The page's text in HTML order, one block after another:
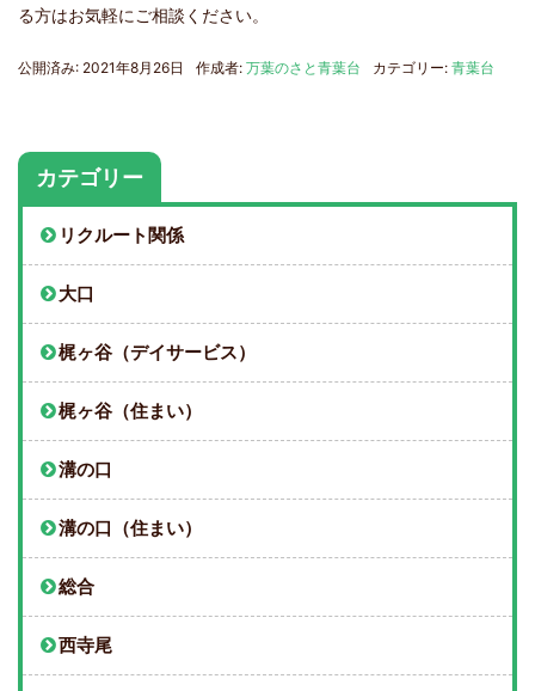
る方はお気軽にご相談ください。
公開済み: 2021年8月26日 作成者: 万葉のさと青葉台 カテゴリー: 青葉台
カテゴリー
リクルート関係
大口
梶ヶ谷（デイサービス）
梶ヶ谷（住まい）
溝の口
溝の口（住まい）
総合
西寺尾